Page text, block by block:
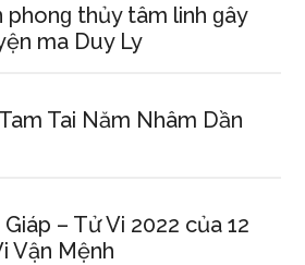
phonɡ thủy tâm linh ɡây
ma Duy Ly
Tai Năm Nhâm Dần
– Tử Vi 2022 của 12
Vận Mệnh